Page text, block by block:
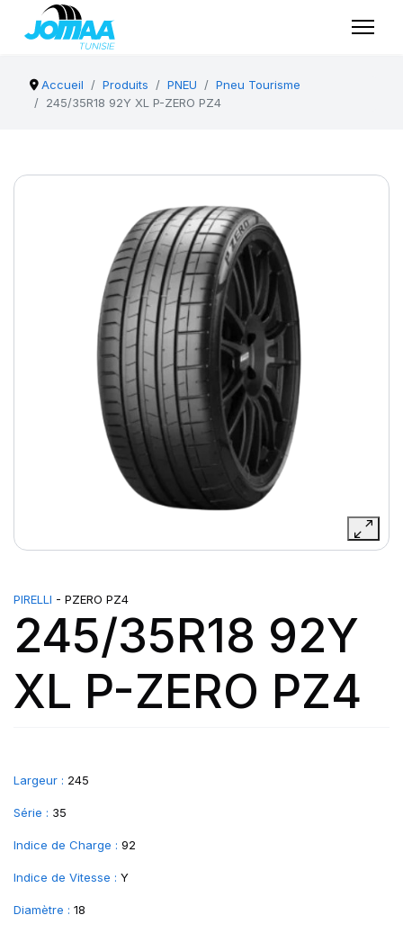
Accueil Produits PNEU
Pneu Tourisme
245/35R18 92Y XL P-ZERO PZ4
PIRELLI - PZERO PZ4
245/35R18 92Y
XL P-ZERO PZ4
Largeur : 245
Série : 35
Indice de Charge : 92
Indice de Vitesse : Y
Diamètre : 18